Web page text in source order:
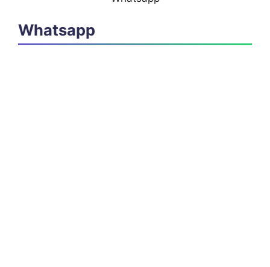
Whatsapp